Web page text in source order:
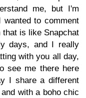
me, but I'm
to comment
is like Snapchat
days, and I really
with you all day,
see me there here
I share a different
with a boho chic